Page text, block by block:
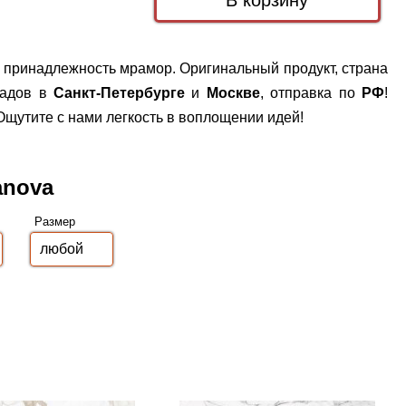
мрамор. Оригинальный продукт, страна
в Санкт-Петербургеи Москве, отправка по РФ!
с нами легкость в воплощении идей!
Размер